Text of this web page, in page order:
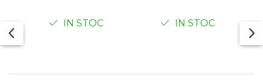
IN STOC IN STOC